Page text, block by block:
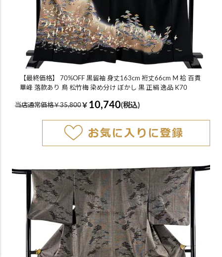
【最終価格】 70%OFF 黒留袖 身丈163cm 裄丈66cm M 袷 百貫
華峰 落款あり 鳥 松竹梅 染め分け ぼかし 黒 正絹 逸品 K70
当店通常価格￥35,800￥ 10,740(税込)